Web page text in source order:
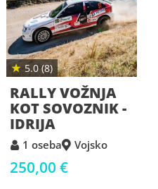
★ 5.0 (8)
RALLY VOŽNJA
KOT SOVOZNIK -
IDRIJA
1 oseba Vojsko
250,00 €